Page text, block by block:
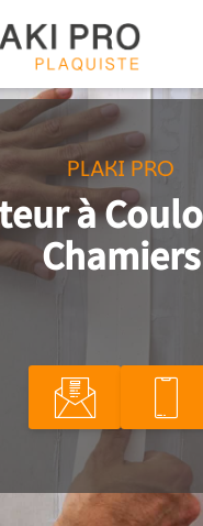
PLAKI PRO
à
Chamiers